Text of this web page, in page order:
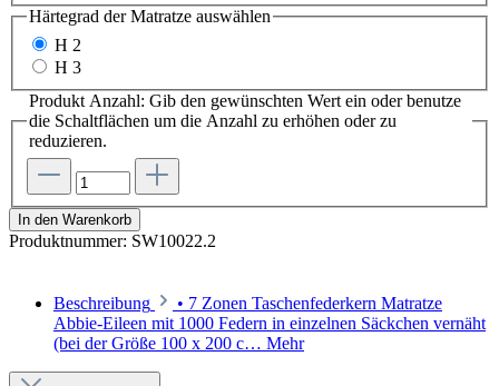
Härtegrad der Matratze auswählen
H 2
H 3
Produkt Anzahl: Gib den gewünschten Wert ein oder benutze
die Schaltflächen um die Anzahl zu erhöhen oder zu
reduzieren.
In den Warenkorb
Produktnummer: SW10022.2
Beschreibung
• 7 Zonen Taschenfederkern Matratze
Abbie-Eileen mit 1000 Federn in einzelnen Säckchen vernäht
(bei der Größe 100 x 200 c… Mehr